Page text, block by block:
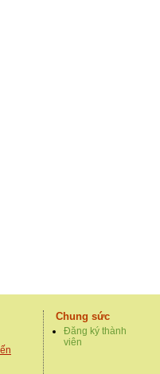
Chung sức
Đăng ký thành
viên